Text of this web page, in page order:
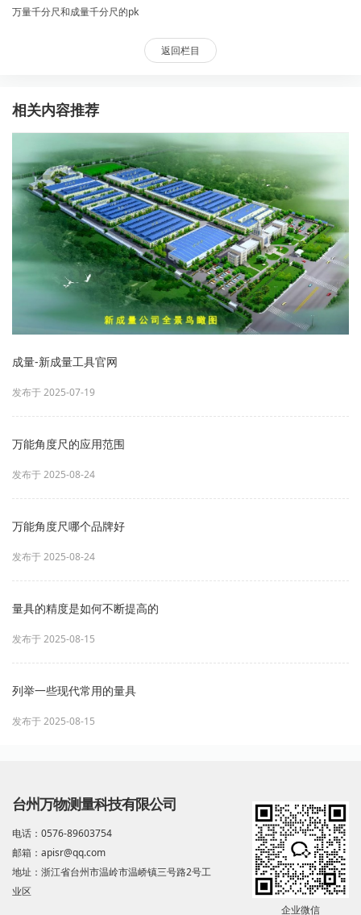
万量千分尺和成量千分尺的pk
返回栏目
相关内容推荐
成量-新成量工具官网
发布于 2025-07-19
万能角度尺的应用范围
发布于 2025-08-24
万能角度尺哪个品牌好
发布于 2025-08-24
量具的精度是如何不断提高的
发布于 2025-08-15
列举一些现代常用的量具
发布于 2025-08-15
台州万物测量科技有限公司
电话：0576-89603754
邮箱：apisr@qq.com
地址：浙江省台州市温岭市温峤镇三号路2号工
业区
企业微信